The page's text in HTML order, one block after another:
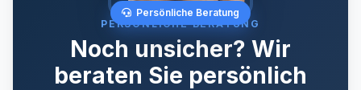
Persönliche Beratung
PERSÖNLICHE BERATUNG
Noch unsicher? Wir
beraten Sie persönlich